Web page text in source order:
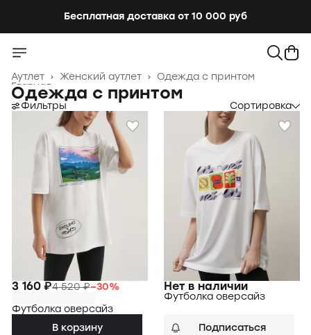
Бесплатная доставка от 10 000 руб
Одежда с принтом
Женский аутлет ›
Аутлет ›
Главная
Одежда с принтом
Фильтры Сортировка
3 160 ₽4 520 ₽−30%
Футболка оверсайз
В корзину
Нет в наличии
Футболка оверсайз
Подписаться